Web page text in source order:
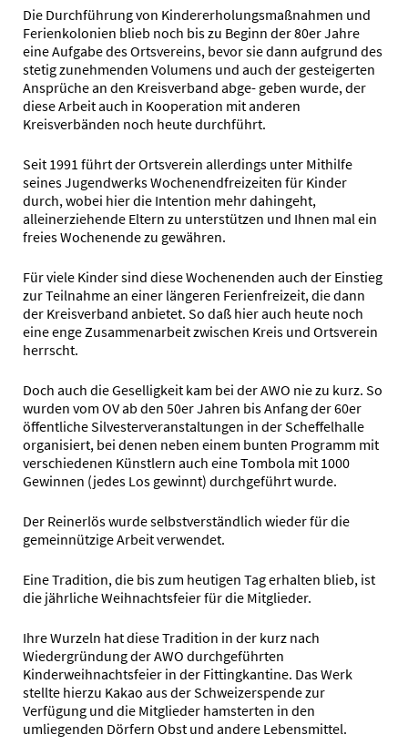
Die Durchführung von Kindererholungsmaßnahmen und
Ferienkolonien blieb noch bis zu Beginn der 80er Jahre
eine Aufgabe des Ortsvereins, bevor sie dann aufgrund des
stetig zunehmenden Volumens und auch der gesteigerten
Ansprüche an den Kreisverband abge- geben wurde, der
diese Arbeit auch in Kooperation mit anderen
Kreisverbänden noch heute durchführt.
Seit 1991 führt der Ortsverein allerdings unter Mithilfe
seines Jugendwerks Wochenendfreizeiten für Kinder
durch, wobei hier die Intention mehr dahingeht,
alleinerziehende Eltern zu unterstützen und Ihnen mal ein
freies Wochenende zu gewähren.
Für viele Kinder sind diese Wochenenden auch der Einstieg
zur Teilnahme an einer längeren Ferienfreizeit, die dann
der Kreisverband anbietet. So daß hier auch heute noch
eine enge Zusammenarbeit zwischen Kreis und Ortsverein
herrscht.
Doch auch die Geselligkeit kam bei der AWO nie zu kurz. So
wurden vom OV ab den 50er Jahren bis Anfang der 60er
öffentliche Silvesterveranstaltungen in der Scheffelhalle
organisiert, bei denen neben einem bunten Programm mit
verschiedenen Künstlern auch eine Tombola mit 1000
Gewinnen (jedes Los gewinnt) durchgeführt wurde.
Der Reinerlös wurde selbstverständlich wieder für die
gemeinnützige Arbeit verwendet.
Eine Tradition, die bis zum heutigen Tag erhalten blieb, ist
die jährliche Weihnachtsfeier für die Mitglieder.
Ihre Wurzeln hat diese Tradition in der kurz nach
Wiedergründung der AWO durchgeführten
Kinderweihnachtsfeier in der Fittingkantine. Das Werk
stellte hierzu Kakao aus der Schweizerspende zur
Verfügung und die Mitglieder hamsterten in den
umliegenden Dörfern Obst und andere Lebensmittel.